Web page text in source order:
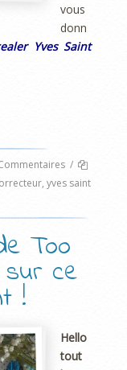
vous
donn
Yves Saint
/
, yves saint
Too
sur ce
!
Hello
tout